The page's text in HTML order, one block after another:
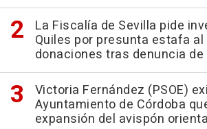
La Fiscalía de Sevilla pide
Quiles por presunta estafa
donaciones tras denuncia de
Victoria Fernández (PSOE)
Ayuntamiento de Córdoba
expansión del avispón